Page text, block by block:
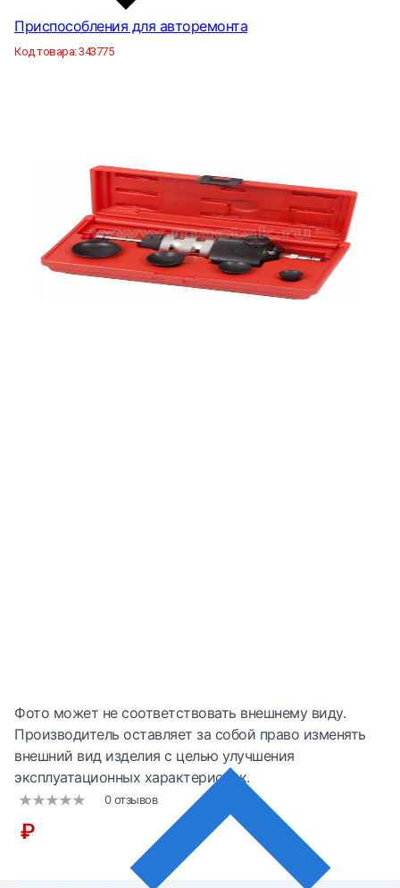
Приспособления для авторемонта
Код товара:343775
Фото может не соответствовать внешнему виду.
Производитель оставляет за собой право изменять
внешний вид изделия с целью улучшения
эксплуатационных характеристик.
0 отзывов
₽